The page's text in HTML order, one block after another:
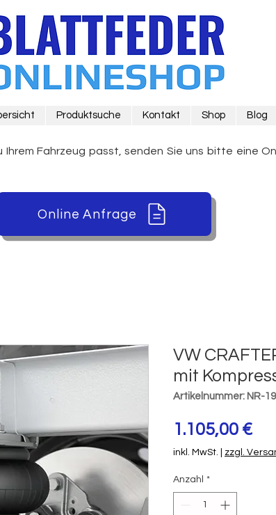
Produktsuche Kontakt Shop Blog
Ihrem Fahrzeug passt, senden Sie uns bitte eine
Online Anfrage
VW
mit
Artikelnummer: NR-
1.105,00 €
inkl. MwSt. zzgl.
Anzahl *